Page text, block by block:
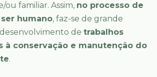
ou familiar. Assim, no processo de
humano, faz-se de grande
de trabalhos
à conservação e manutenção do
.